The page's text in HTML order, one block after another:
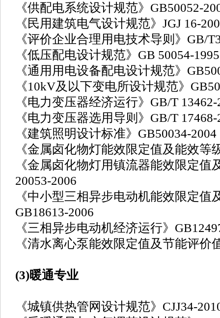
《供配电系统设计规范》GB50052-
《民用建筑电气设计规范》JGJ 16-
《评价企业合理用电技术导则》GB/
《低压配电设计规范》GB 50054-1995
《通用用电设备配电设计规范》
《10kV及以下变电所设计规范》
《电力变压器经济运行》GB/T 13462-
《电力变压器选用导则》GB/T 17468-
《建筑照明设计标准》GB50034-2004
《金属卤化物灯能效限定值及能效等
《金属卤化物灯用镇流器能效限定值
20053-2006
《中小型三相异步电动机能效限定值
GB18613-2006
《三相异步电动机经济运行》
《清水离心泵能效限定值及节能评价
(3)暖通专业
《城镇供热管网设计规范》CJJ34-